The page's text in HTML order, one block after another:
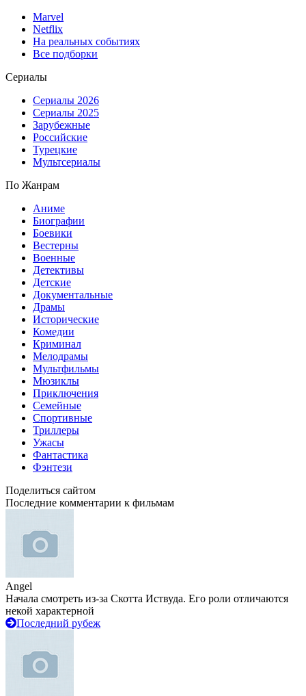
Marvel
Netflix
На реальных событиях
Все подборки
Сериалы
Сериалы 2026
Сериалы 2025
Зарубежные
Российские
Турецкие
Мультсериалы
По Жанрам
Аниме
Биографии
Боевики
Вестерны
Военные
Детективы
Детские
Документальные
Драмы
Исторические
Комедии
Криминал
Мелодрамы
Мультфильмы
Мюзиклы
Приключения
Семейные
Спортивные
Триллеры
Ужасы
Фантастика
Фэнтези
Поделиться сайтом
Последние комментарии к фильмам
Angel
Начала смотреть из-за Скотта Иствуда. Его роли отличаются
некой характерной
Последний рубеж